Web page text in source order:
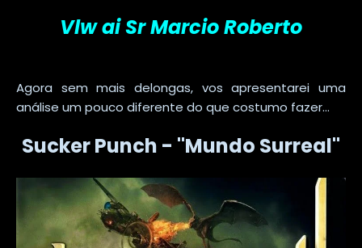
Vlw ai Sr Marcio Roberto
Agora sem mais delongas, vos apresentarei uma
análise um pouco diferente do que costumo fazer...
Sucker Punch - "Mundo Surreal"